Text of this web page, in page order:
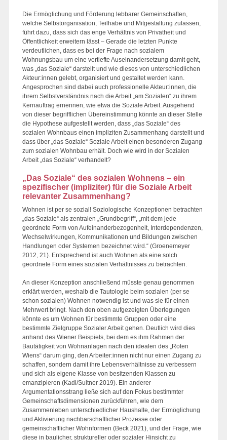
Die Ermöglichung und Förderung lebbarer Gemeinschaften,
welche Selbstorganisation, Teilhabe und Mitgestaltung zulassen,
führt dazu, dass sich das enge Verhältnis von Privatheit und
Öffentlichkeit erweitern lässt – Gerade die letzten Punkte
verdeutlichen, dass es bei der Frage nach sozialem
Wohnungsbau um eine vertiefte Auseinandersetzung damit geht,
was „das Soziale“ darstellt und wie dieses von unterschiedlichen
Akteur:innen gelebt, organisiert und gestaltet werden kann.
Angesprochen sind dabei auch professionelle Akteur:innen, die
ihrem Selbstverständnis nach die Arbeit „am Sozialen“ zu ihrem
Kernauftrag ernennen, wie etwa die Soziale Arbeit. Ausgehend
von dieser begrifflichen Übereinstimmung könnte an dieser Stelle
die Hypothese aufgestellt werden, dass „das Soziale“ des
sozialen Wohnbaus einen impliziten Zusammenhang darstellt und
dass über „das Soziale“ Soziale Arbeit einen besonderen Zugang
zum sozialen Wohnbau erhält. Doch wie wird in der Sozialen
Arbeit „das Soziale“ verhandelt?
„Das Soziale“ des sozialen Wohnens – ein
spezifischer (impliziter) für die Soziale Arbeit
relevanter Zusammenhang?
Wohnen ist per se sozial! Soziologische Konzeptionen betrachten
„das Soziale“ als zentralen „Grundbegriff“, „mit dem jede
geordnete Form von Aufeinanderbezogenheit, Interdependenzen,
Wechselwirkungen, Kommunikationen und Bildungen zwischen
Handlungen oder Systemen bezeichnet wird.“ (Groenemeyer
2012, 21). Entsprechend ist auch Wohnen als eine solch
geordnete Form eines sozialen Verhältnisses zu betrachten.
An dieser Konzeption anschließend müsste genau genommen
erklärt werden, weshalb die Tautologie beim sozialen (per se
schon sozialen) Wohnen notwendig ist und was sie für einen
Mehrwert bringt. Nach den oben aufgezeigten Überlegungen
könnte es um Wohnen für bestimmte Gruppen oder eine
bestimmte Zielgruppe Sozialer Arbeit gehen. Deutlich wird dies
anhand des Wiener Beispiels, bei dem es ihm Rahmen der
Bautätigkeit von Wohnanlagen nach den idealen des „Roten
Wiens“ darum ging, den Arbeiter:innen nicht nur einen Zugang zu
schaffen, sondern damit ihre Lebensverhältnisse zu verbessern
und sich als eigene Klasse von besitzenden Klassen zu
emanzipieren (Kadi/Suitner 2019). Ein anderer
Argumentationsstrang ließe sich auf den Fokus bestimmter
Gemeinschaftsdimensionen zurückführen, wie dem
Zusammenleben unterschiedlicher Haushalte, der Ermöglichung
und Aktivierung nachbarschaftlicher Prozesse oder
gemeinschaftlicher Wohnformen (Beck 2021), und der Frage, wie
diese in baulicher, struktureller oder sozialer Hinsicht zu